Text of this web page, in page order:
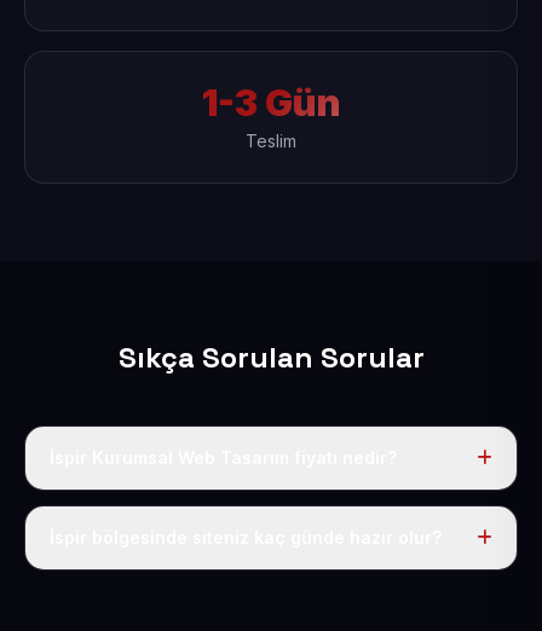
1-3 Gün
Teslim
Sıkça Sorulan Sorular
Tek fiyat uygulanır: yıllık 50 USD + KDV. Bu bedele alan